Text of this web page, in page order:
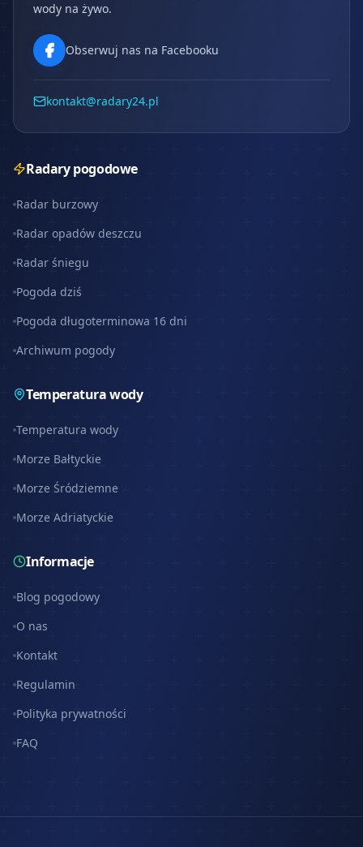
wody na żywo.
Obserwuj nas na Facebooku
kontakt@radary24.pl
Radary pogodowe
Radar burzowy
Radar opadów deszczu
Radar śniegu
Pogoda dziś
Pogoda długoterminowa 16 dni
Archiwum pogody
Temperatura wody
Temperatura wody
Morze Bałtyckie
Morze Śródziemne
Morze Adriatyckie
Informacje
Blog pogodowy
O nas
Kontakt
Regulamin
Polityka prywatności
FAQ